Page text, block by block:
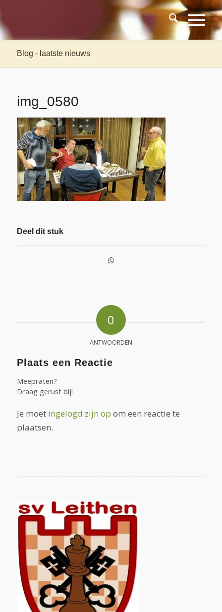
Blog - laatste nieuws
img_0580
Deel dit stuk
0
ANTWOORDEN
Plaats een Reactie
Meepraten?
Draag gerust bij!
Je moet ingelogd zijn op om een reactie te
plaatsen.